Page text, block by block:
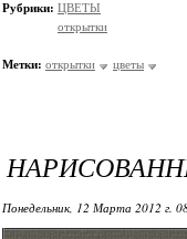
Рубрики: ЦВЕТЫ
открытки
Метки: открытки цветы
Понедельник, 12 Марта 2012 г.